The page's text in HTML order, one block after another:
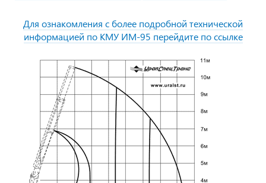
Для ознакомления с более подробной технической
информацией по КМУ ИМ-95 перейдите по ссылке